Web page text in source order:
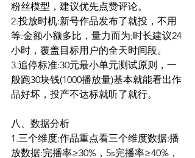
粉丝模型，建议优先点赞评论。
2.投放时机:新号作品发布了就投，不用
等:金额小额多比，量力而为;时长建议24
小时，覆盖目标用户的全天时间段。
3.追停标准:30元最小单元测试原则，一
般跑30块钱(1000播放量)基本就能看出作
品好坏，投产不达标就听了就行。
八、数据分析
1.三个维度:作品重点看三个维度数据:播
放数据:完播率≥30%，5s完播率≥40%，